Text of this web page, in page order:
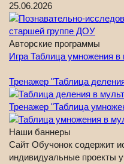
25.06.2026
Авторские программы
Игра Таблица умножения в
Тренажер "Таблица
Тренажер "Таблица
Наши баннеры
Сайт Обучонок содержит
индивидуальные проекты